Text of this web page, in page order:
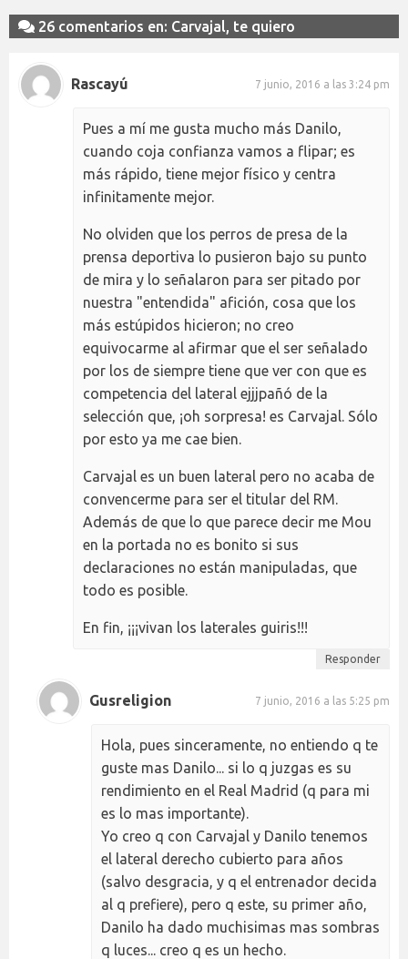
26 comentarios en: Carvajal, te quiero
Rascayú 7 junio, 2016 a las 3:24 pm
Pues a mí me gusta mucho más Danilo,
cuando coja confianza vamos a flipar; es
más rápido, tiene mejor físico y centra
infinitamente mejor.
No olviden que los perros de presa de la
prensa deportiva lo pusieron bajo su punto
de mira y lo señalaron para ser pitado por
nuestra "entendida" afición, cosa que los
más estúpidos hicieron; no creo
equivocarme al afirmar que el ser señalado
por los de siempre tiene que ver con que es
competencia del lateral ejjjpañó de la
selección que, ¡oh sorpresa! es Carvajal. Sólo
por esto ya me cae bien.
Carvajal es un buen lateral pero no acaba de
convencerme para ser el titular del RM.
Además de que lo que parece decir me Mou
en la portada no es bonito si sus
declaraciones no están manipuladas, que
todo es posible.
En fin, ¡¡¡vivan los laterales guiris!!!
Responder
Gusreligion 7 junio, 2016 a las 5:25 pm
Hola, pues sinceramente, no entiendo q te
guste mas Danilo... si lo q juzgas es su
rendimiento en el Real Madrid (q para mi
es lo mas importante).
Yo creo q con Carvajal y Danilo tenemos
el lateral derecho cubierto para años
(salvo desgracia, y q el entrenador decida
al q prefiere), pero q este, su primer año,
Danilo ha dado muchisimas mas sombras
q luces... creo q es un hecho.